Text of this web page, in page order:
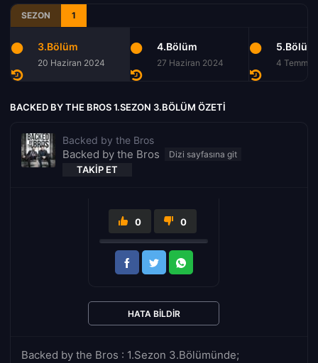
SEZON 1
3.Bölüm
20 Haziran 2024
4.Bölüm
27 Haziran 2024
5.Bölüm
4
BACKED BY THE BROS 1.SEZON 3.BÖLÜM ÖZETI
Backed by the Bros
Backed by the Bros
TAKIP ET
Backed by the Bros : 1.Sezon 3.Bölümünde;
0 0
HATA BILDIR